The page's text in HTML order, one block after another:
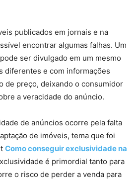
publicados em jornais e na
encontrar algumas falhas. Um
ser divulgado em um mesmo
diferentes e com informações
de preço, deixando o consumidor
a veracidade do anúncio.
de anúncios ocorre pela falta
de imóveis, tema que foi
Como conseguir exclusividade na
é primordial tanto para
o risco de perder a venda para